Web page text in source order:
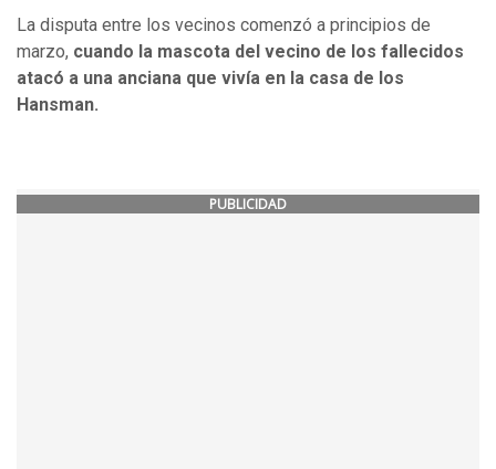
La disputa entre los vecinos comenzó a principios de
marzo, cuando la mascota del vecino de los fallecidos
atacó a una anciana que vivía en la casa de los
Hansman.
PUBLICIDAD